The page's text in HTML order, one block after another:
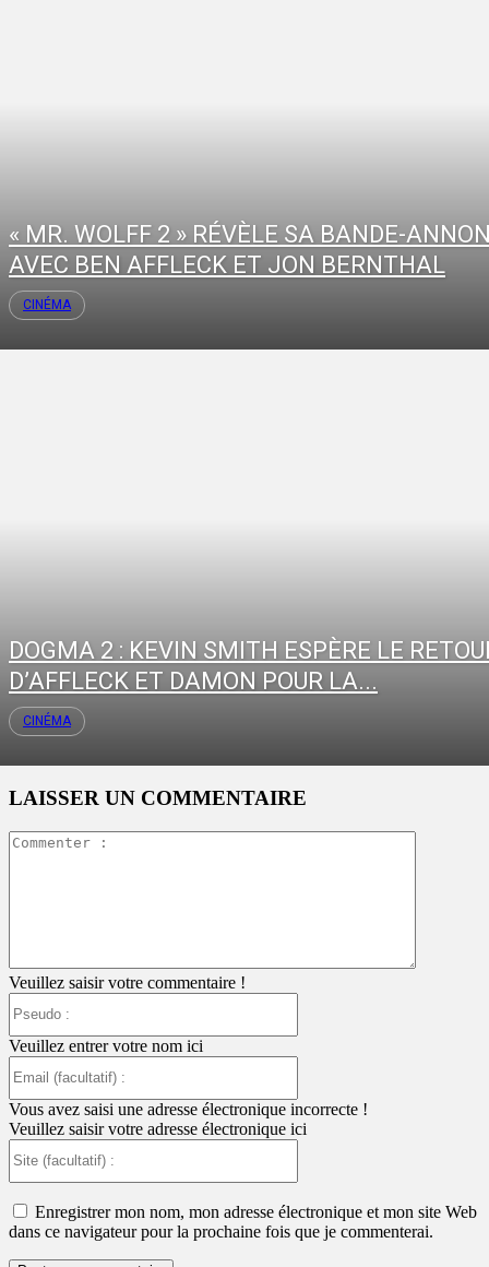
« MR. WOLFF 2 » RÉVÈLE SA BANDE-
AVEC BEN AFFLECK ET JON BERNTHAL
CINÉMA
DOGMA 2 : KEVIN SMITH ESPÈRE LE
D’AFFLECK ET DAMON POUR LA...
CINÉMA
LAISSER UN COMMENTAIRE
Veuillez saisir votre commentaire !
Veuillez entrer votre nom ici
:
Vous avez saisi une adresse électronique incorrecte !
Veuillez saisir votre adresse électronique ici
:
Enregistrer mon nom, mon adresse électronique et mon site Web
dans ce navigateur pour la prochaine fois que je commenterai.